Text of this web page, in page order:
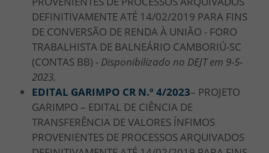
DEFINITIVAMENTE ATÉ 14/02/2019 PARA FINS
DE CONVERSÃO DE RENDA À UNIÃO - FORO
TRABALHISTA DE BALNEÁRIO CAMBORIÚ-SC
(CONTAS BB) - Disponibilizado no DEJT em 9-5-
2023.
EDITAL GARIMPO CR N.º 4/2023– PROJETO
GARIMPO – EDITAL DE CIÊNCIA DE
TRANSFERÊNCIA DE VALORES ÍNFIMOS
PROVENIENTES DE PROCESSOS ARQUIVADOS